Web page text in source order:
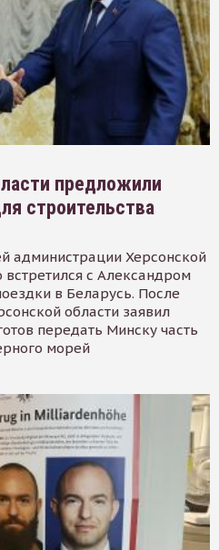
предложили
строительства
администрации Херсонской
с Александром
в Беларусь. После
области заявил
передать Минску часть
морей